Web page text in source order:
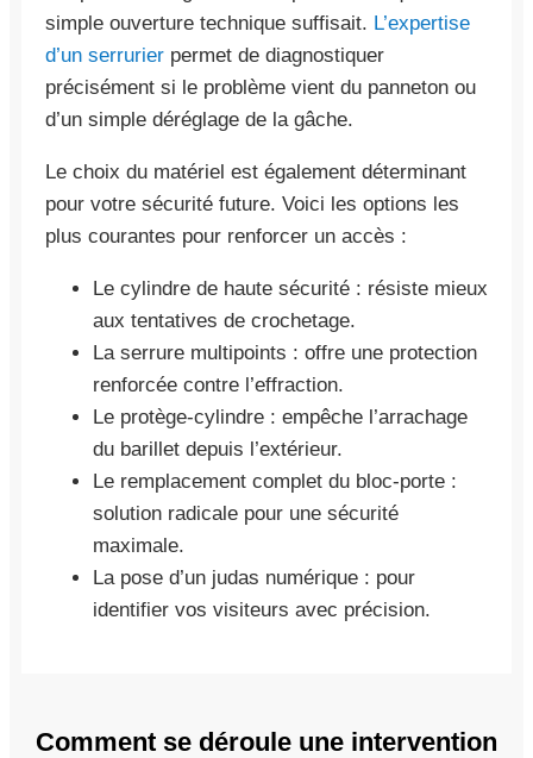
simple ouverture technique suffisait. L’expertise
d’un serrurier permet de diagnostiquer
précisément si le problème vient du panneton ou
d’un simple déréglage de la gâche.
Le choix du matériel est également déterminant
pour votre sécurité future. Voici les options les
plus courantes pour renforcer un accès :
Le cylindre de haute sécurité : résiste mieux
aux tentatives de crochetage.
La serrure multipoints : offre une protection
renforcée contre l’effraction.
Le protège-cylindre : empêche l’arrachage
du barillet depuis l’extérieur.
Le remplacement complet du bloc-porte :
solution radicale pour une sécurité
maximale.
La pose d’un judas numérique : pour
identifier vos visiteurs avec précision.
Comment se déroule une intervention